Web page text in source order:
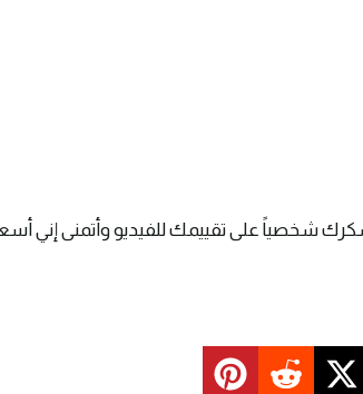
شخصياً على تقييمك للفيديو وأتمنى إني